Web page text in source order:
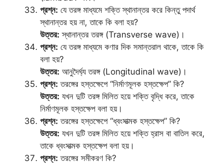
প্রশ্ন: যে তরঙ্গ মাধ্যমে শক্তি স্থানান্তর করে কিন্তু পদার্থ
স্থানান্তর হয় না, তাকে কি বলা হয়?
উত্তর: স্থানান্তর তরঙ্গ (Transverse wave)।
প্রশ্ন: যে তরঙ্গ মাধ্যমে কণার দিক সমান্তরাল থাকে, তাকে কি
বলা হয়?
উত্তর: আনুদৈর্ঘ্য তরঙ্গ (Longitudinal wave)।
প্রশ্ন: তরঙ্গের হস্তক্ষেপে “নির্মাণমূলক হস্তক্ষেপ” কি?
উত্তর: যখন দুটি তরঙ্গ মিলিত হয়ে শক্তি বৃদ্ধি করে, তাকে
নির্মাণমূলক হস্তক্ষেপ বলা হয়।
প্রশ্ন: তরঙ্গের হস্তক্ষেপে “ধ্বংসাত্মক হস্তক্ষেপ” কি?
উত্তর: যখন দুটি তরঙ্গ মিলিত হয়ে শক্তি হ্রাস বা বাতিল করে,
তাকে ধ্বংসাত্মক হস্তক্ষেপ বলা হয়।
প্রশ্ন: তরঙ্গের সমীকরণ কি?